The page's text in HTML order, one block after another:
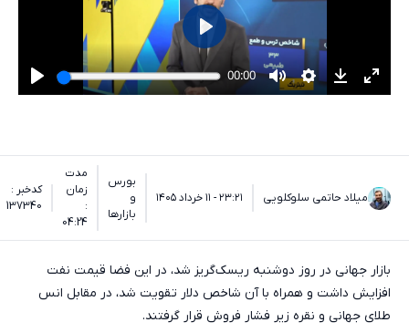
میلاد حاتمی سلوکلویی ۲۳:۲۱ - ۱۱ خرداد ۱۴۰۵
بورس
و
بازارها
مدت
زمان
:
04:24
کدخبر :
137340
بازار جهانی در روز دوشنبه ریسک‌گریز شد، در این فضا قیمت نفت
افزایش داشت و همراه با آن شاخص دلار تقویت شد، در مقابل انس
طلای جهانی و نقره زیر فشار فروش قرار گرفتند.